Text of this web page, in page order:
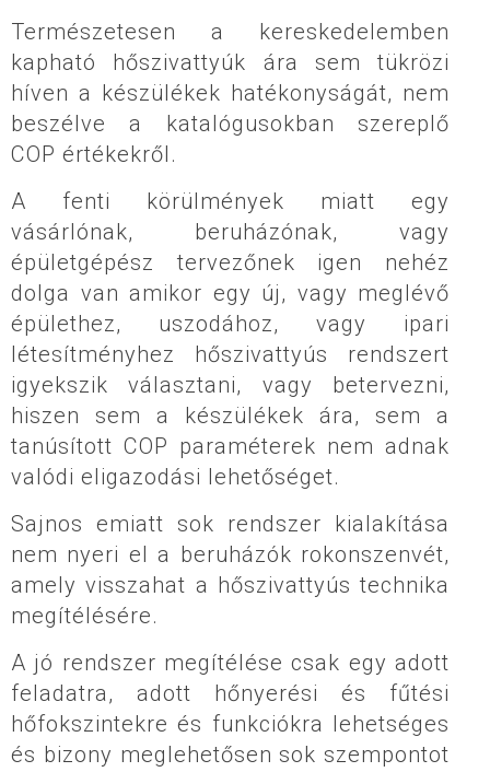
Természetesen a kereskedelemben
kapható hőszivattyúk ára sem tükrözi
híven a készülékek hatékonyságát, nem
beszélve a katalógusokban szereplő
COP értékekről.
A fenti körülmények miatt egy
vásárlónak, beruházónak, vagy
épületgépész tervezőnek igen nehéz
dolga van amikor egy új, vagy meglévő
épülethez, uszodához, vagy ipari
létesítményhez hőszivattyús rendszert
igyekszik választani, vagy betervezni,
hiszen sem a készülékek ára, sem a
tanúsított COP paraméterek nem adnak
valódi eligazodási lehetőséget.
Sajnos emiatt sok rendszer kialakítása
nem nyeri el a beruházók rokonszenvét,
amely visszahat a hőszivattyús technika
megítélésére.
A jó rendszer megítélése csak egy adott
feladatra, adott hőnyerési és fűtési
hőfokszintekre és funkciókra lehetséges
és bizony meglehetősen sok szempontot